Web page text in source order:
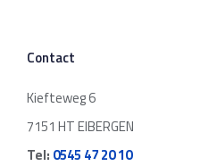
Contact
Kiefteweg 6
7151 HT EIBERGEN
Tel: 0545 47 20 10